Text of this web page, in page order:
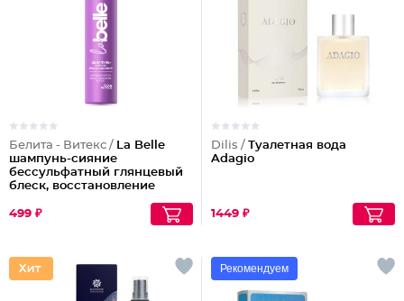
Белита - Витекс / La Belle
шампунь-сияние
бессульфатный глянцевый
блеск, восстановление
499 ₽
Dilis / Туалетная вода
Adagio
1449 ₽
Рекомендуем